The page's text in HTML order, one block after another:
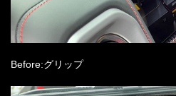
Before:グリップ